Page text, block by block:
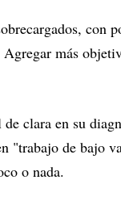
con
más
clara en su
"trabajo de bajo
o nada.